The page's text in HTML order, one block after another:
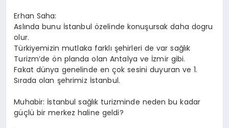
Erhan Saha:
Aslında bunu İstanbul özelinde konuşursak daha dogru
olur.
Türkiyemizin mutlaka farklı şehirleri de var sağlık
Turizm’de ön planda olan Antalya ve İzmir gibi.
Fakat dünya genelinde en çok sesini duyuran ve 1.
Sırada olan şehrimiz İstanbul.
Muhabir: İstanbul sağlık turizminde neden bu kadar
güçlü bir merkez haline geldi?